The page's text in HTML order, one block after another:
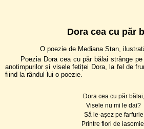
Dora cea cu păr
O poezie de Mediana Stan,
Poezia Dora cea cu păr bălai strânge
anotimpurilor și visele fetiței Dora, la fel de
fiind la rândul lui o poezie.
Dora cea cu păr bălai,
Visele nu mi le dai?
Să le-așez pe farfurie
Printre flori de